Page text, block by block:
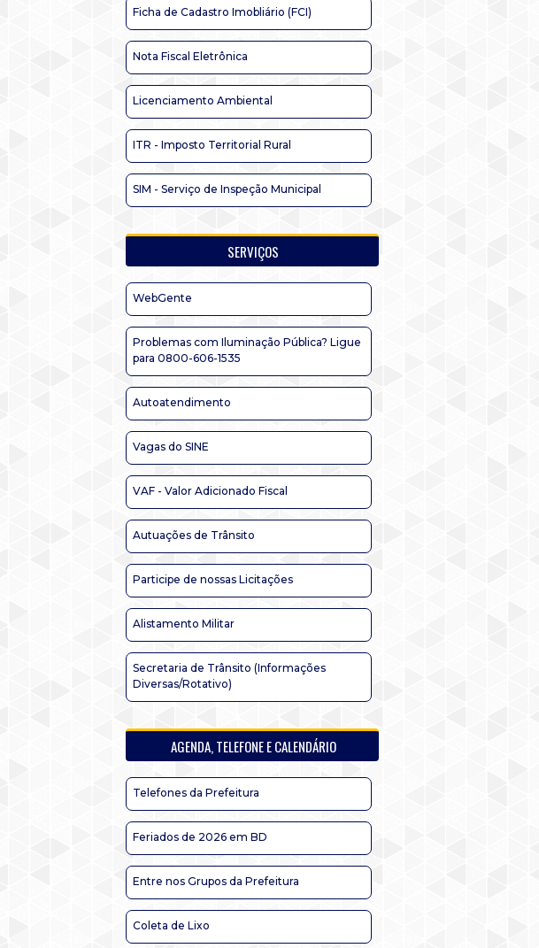
Ficha de Cadastro Imobliário (FCI)
Nota Fiscal Eletrônica
Licenciamento Ambiental
ITR - Imposto Territorial Rural
SIM - Serviço de Inspeção Municipal
SERVIÇOS
WebGente
Problemas com Iluminação Pública? Ligue
para 0800-606-1535
Autoatendimento
Vagas do SINE
VAF - Valor Adicionado Fiscal
Autuações de Trânsito
Participe de nossas Licitações
Alistamento Militar
Secretaria de Trânsito (Informações
Diversas/Rotativo)
AGENDA, TELEFONE E CALENDÁRIO
Telefones da Prefeitura
Feriados de 2026 em BD
Entre nos Grupos da Prefeitura
Coleta de Lixo